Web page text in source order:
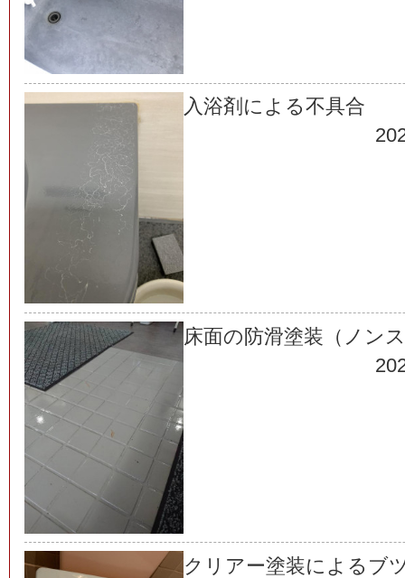
入浴剤による不具合
床面の防滑塗装（ノン
クリアー塗装によるブ